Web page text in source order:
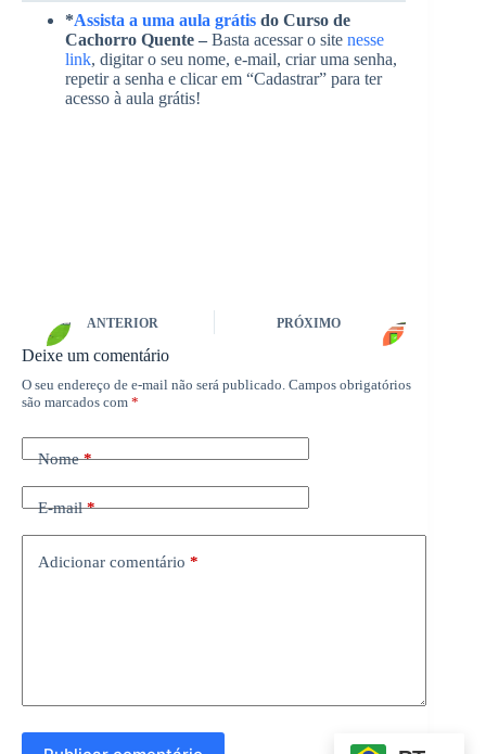
*Assista a uma aula grátis do Curso de
Cachorro Quente – Basta acessar o site nesse
link, digitar o seu nome, e-mail, criar uma senha,
repetir a senha e clicar em “Cadastrar” para ter
acesso à aula grátis!
ANTERIOR PRÓXIMO
Deixe um comentário
O seu endereço de e-mail não será publicado. Campos obrigatórios
são marcados com *
Nome*
E-mail*
Adicionar comentário *